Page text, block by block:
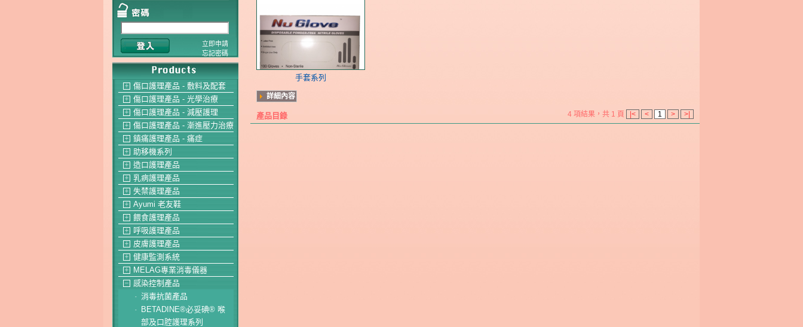
立即申請
忘記密碼
＋ 傷口護理產品 - 敷料及配套
＋ 傷口護理產品 - 光學治療
＋ 傷口護理產品 - 減壓護理
＋ 傷口護理產品 - 漸進壓力治療
＋ 鎮痛護理產品 - 痛症
＋ 助移機系列
＋ 造口護理產品
＋ 乳病護理產品
＋ 失禁護理產品
＋ Ayumi 老友鞋
＋ 餵食護理產品
＋ 呼吸護理產品
＋ 皮膚護理產品
＋ 健康監測系統
＋ MELAG專業消毒儀器
－ 感染控制產品
- 消毒抗菌產品
-
BETADINE®必妥碘® 喉
部及口腔護理系列
手套系列
詳細內容
4 項結果，共 1 頁 |< < 1 > >|
產品目錄